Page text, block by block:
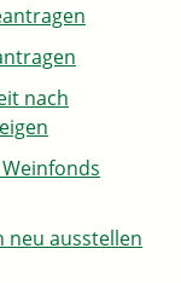
nach
neu ausstellen